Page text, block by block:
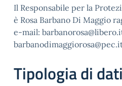
Il Responsabile per la
è Rosa Barbano Di Maggio
e-mail:
Tipologia di